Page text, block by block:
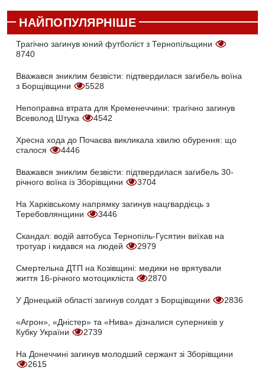
НАЙПОПУЛЯРНІШЕ
Трагічно загинув юний футболіст з Тернопільщини
8740
Вважався зниклим безвісти: підтвердилася загибель воїна
з Борщівщини
5528
Непоправна втрата для Кременеччини: трагічно загинув
Всеволод Штука
4542
Хресна хода до Почаєва викликала хвилю обурення: що
сталося
4446
Вважався зниклим безвісти: підтвердилася загибель 30-
річного воїна із Зборівщини
3704
На Харківському напрямку загинув нацгвардієць з
Теребовлянщини
3446
Скандал: водій автобуса Тернопіль-Гусятин виїхав на
тротуар і кидався на людей
2979
Смертельна ДТП на Козівщині: медики не врятували
життя 16-річного мотоцикліста
2870
У Донецькій області загинув солдат з Борщівщини 2836
«Агрон», «Дністер» та «Нива» дізналися суперників у
Кубку України
2739
На Донеччині загинув молодший сержант зі Зборівщини
2615